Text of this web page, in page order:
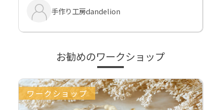
手作り工房dandelion
お勧めのワークショップ
ワークショップ